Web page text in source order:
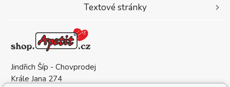
Jindřich Šíp - Chovprodej
Krále Jana 274
Textové stránky